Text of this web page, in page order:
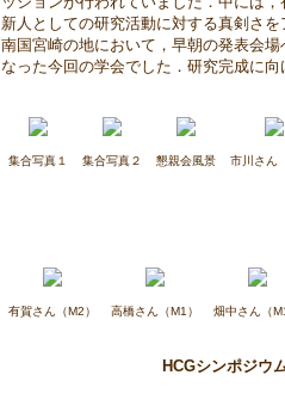
新人としての研究活動に対する真剣さ
南国宮崎の地において，早朝の発表会
なった今回の学会でした．研究完成に
集合写真１ 集合写真２ 懇親会風景 市川さん
有賀さん（M2） 高橋さん（M1） 畑中さん（
HCGシンポジウ